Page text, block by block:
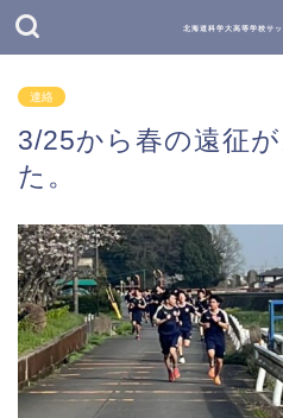
北海道科学大高等学校サ
連絡
3/25から春の遠征
た。